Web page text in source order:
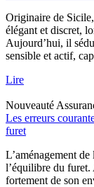
Originaire de
élégant et discret,
Aujourd’hui, il
sensible et actif,
Lire
Nouveauté
Les erreurs
furet
L’aménagement
l’équilibre du
fortement de son